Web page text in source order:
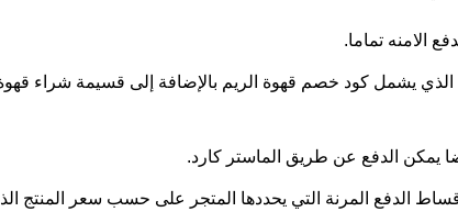
الامنه تماما.
الذي يشمل كود خصم قهوة الريم بالإضافة إلى قسيمة شراء
يمكن الدفع عن طريق الماستر كارد.
الدفع المرنة التي يحددها المتجر على حسب سعر المنتج